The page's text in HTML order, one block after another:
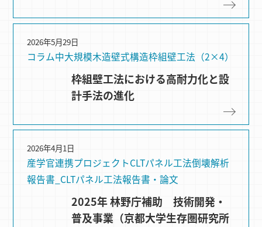
コラム中大規模木造壁式構造枠組壁⼯法（2×4）
2026年5月29日
枠組壁工法における高耐力化と設
計手法の進化
産学官連携プロジェクトCLTパネル⼯法倒壊解析
報告書_CLTパネル工法報告書・論文
2026年4月1日
2025年 林野庁補助 技術開発・
普及事業（京都大学生存圏研究所